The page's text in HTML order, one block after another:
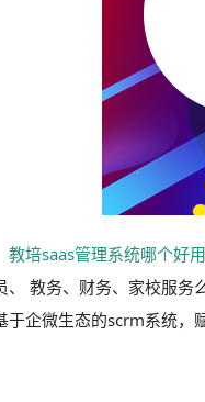
教培saas管理系统哪个好用
、 教务、财务、家校服务
于企微生态的scrm系统，